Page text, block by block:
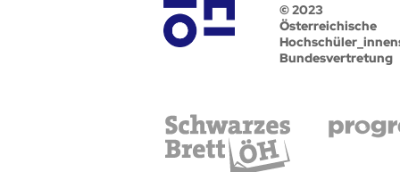
© 2023
Österreichische
Bundesvertretung